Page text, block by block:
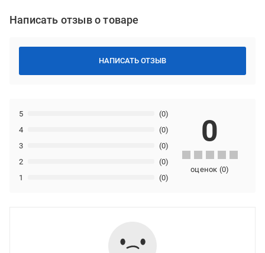
Написать отзыв о товаре
НАПИСАТЬ ОТЗЫВ
1 (0)
2 (0)
3 (0)
4 (0)
5 (0)
0
оценок (0)